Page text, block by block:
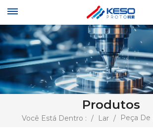
Produtos
Você Está Dentro : / Lar / Peça De